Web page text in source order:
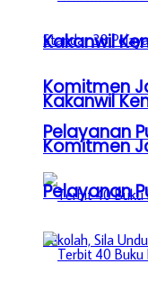
Kakanwil
Komitmen
Pelayanan
Kakanwil
Komitmen
Pelayanan